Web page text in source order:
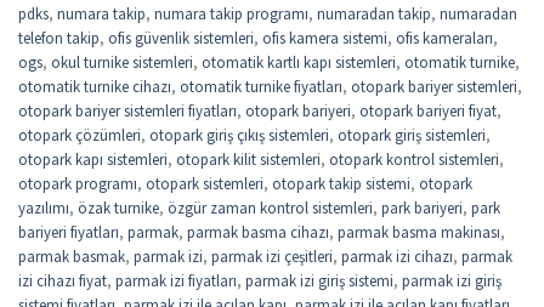
pdks, numara takip, numara takip programı, numaradan takip, numaradan
telefon takip, ofis güvenlik sistemleri, ofis kamera sistemi, ofis kameraları,
ogs, okul turnike sistemleri, otomatik kartlı kapı sistemleri, otomatik turnike,
otomatik turnike cihazı, otomatik turnike fiyatları, otopark bariyer sistemleri,
otopark bariyer sistemleri fiyatları, otopark bariyeri, otopark bariyeri fiyat,
otopark çözümleri, otopark giriş çıkış sistemleri, otopark giriş sistemleri,
otopark kapı sistemleri, otopark kilit sistemleri, otopark kontrol sistemleri,
otopark programı, otopark sistemleri, otopark takip sistemi, otopark
yazılımı, özak turnike, özgür zaman kontrol sistemleri, park bariyeri, park
bariyeri fiyatları, parmak, parmak basma cihazı, parmak basma makinası,
parmak basmak, parmak izi, parmak izi çeşitleri, parmak izi cihazı, parmak
izi cihazı fiyat, parmak izi fiyatları, parmak izi giriş sistemi, parmak izi giriş